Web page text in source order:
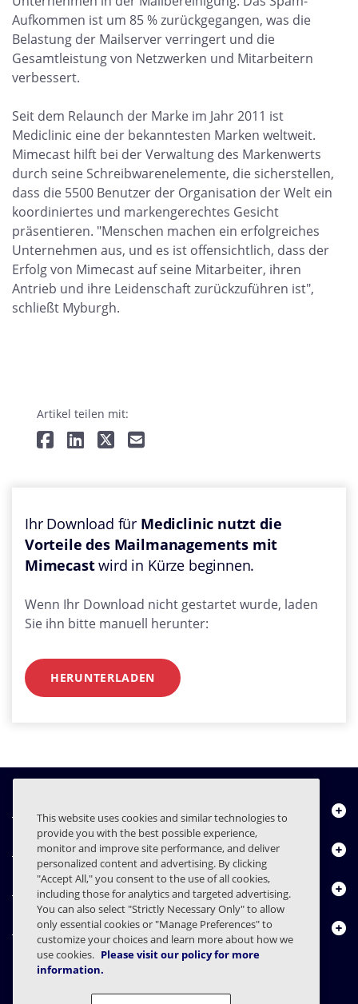
Aufkommen ist um 85 % zurückgegangen, was die
Belastung der Mailserver verringert und die
Gesamtleistung von Netzwerken und Mitarbeitern
verbessert.
Seit dem Relaunch der Marke im Jahr 2011 ist
Mediclinic eine der bekanntesten Marken weltweit.
Mimecast hilft bei der Verwaltung des Markenwerts
durch seine Schreibwarenelemente, die sicherstellen,
dass die 5500 Benutzer der Organisation der Welt ein
koordiniertes und markengerechtes Gesicht
präsentieren. "Menschen machen ein erfolgreiches
Unternehmen aus, und es ist offensichtlich, dass der
Erfolg von Mimecast auf seine Mitarbeiter, ihren
Antrieb und ihre Leidenschaft zurückzuführen ist",
schließt Myburgh.
Artikel teilen mit:
Ihr Download für Mediclinic nutzt die
Vorteile des Mailmanagements mit
Mimecastwird in Kürze beginnen.
Wenn Ihr Download nicht gestartet wurde, laden
Sie ihn bitte manuell herunter:
HERUNTERLADEN
Über uns
Produkte
Ressourcencenter
Kontakt
This website uses cookies and similar technologies to
provide you with the best possible experience,
monitor and improve site performance, and deliver
personalized content and advertising. By clicking
"Accept All," you consent to the use of all cookies,
including those for analytics and targeted advertising.
You can also select "Strictly Necessary Only" to allow
only essential cookies or "Manage Preferences" to
customize your choices and learn more about how we
use cookies. Please visit our policy for more
information.